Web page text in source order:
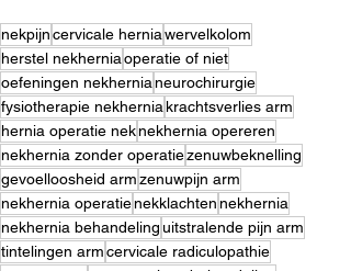
nekpijncervicale herniawervelkolom
herstel nekherniaoperatie of niet
oefeningen nekhernianeurochirurgie
fysiotherapie nekherniakrachtsverlies arm
hernia operatie neknekhernia opereren
nekhernia zonder operatiezenuwbeknelling
gevoelloosheid armzenuwpijn arm
nekhernia operatienekklachtennekhernia
nekhernia behandeling uitstralende pijn arm
tintelingen armcervicale radiculopathie